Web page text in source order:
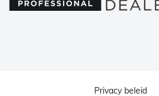
Privacy beleid